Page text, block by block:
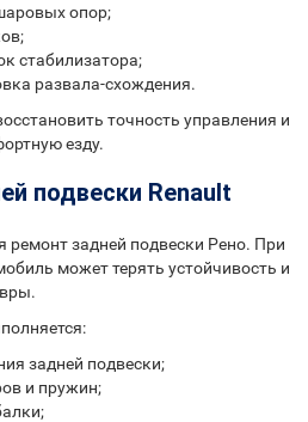
опор;
стабилизатора;
развала-схождения.
точность управления и
езду.
подвески Renault
задней подвески Рено. При
может терять устойчивость и
задней подвески;
и пружин;